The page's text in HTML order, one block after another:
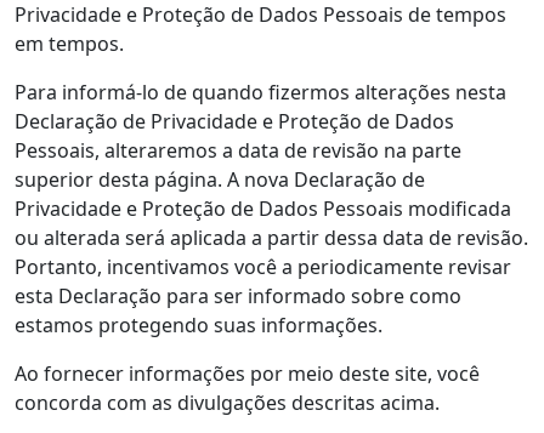
Privacidade e Proteção de Dados Pessoais de tempos
em tempos.
Para informá-lo de quando fizermos alterações nesta
Declaração de Privacidade e Proteção de Dados
Pessoais, alteraremos a data de revisão na parte
superior desta página. A nova Declaração de
Privacidade e Proteção de Dados Pessoais modificada
ou alterada será aplicada a partir dessa data de revisão.
Portanto, incentivamos você a periodicamente revisar
esta Declaração para ser informado sobre como
estamos protegendo suas informações.
Ao fornecer informações por meio deste site, você
concorda com as divulgações descritas acima.